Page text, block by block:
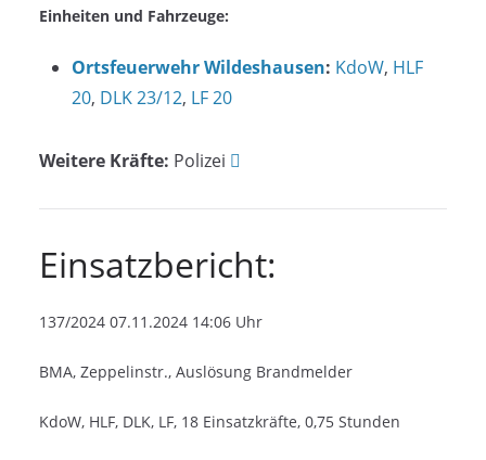
Einheiten und Fahrzeuge:
Ortsfeuerwehr Wildeshausen: KdoW, HLF
20, DLK 23/12, LF 20
Weitere Kräfte: Polizei
Einsatzbericht:
137/2024 07.11.2024 14:06 Uhr
BMA, Zeppelinstr., Auslösung Brandmelder
KdoW, HLF, DLK, LF, 18 Einsatzkräfte, 0,75 Stunden